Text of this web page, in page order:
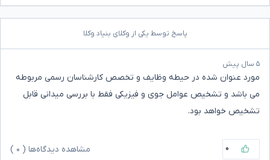
پاسخ توسط یکی از وکلای بنیاد وکلا
۵ سال پیش
مورد عنوان شده در حیطه وظایف و تخصص کارشناسان رسمی مربوطه
می باشد و تشخیص عوامل جوی و فیزیکی فقط با بررسی میدانی قابل
تشخیص خواهد بود.
۰ مشاهده دیدگاه‌ها ( ۰